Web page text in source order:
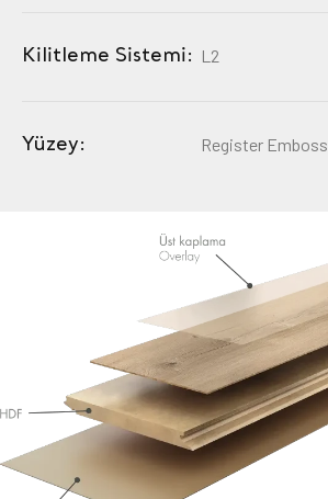
Kilitleme Sistemi: L2
Yüzey: Register Emboss